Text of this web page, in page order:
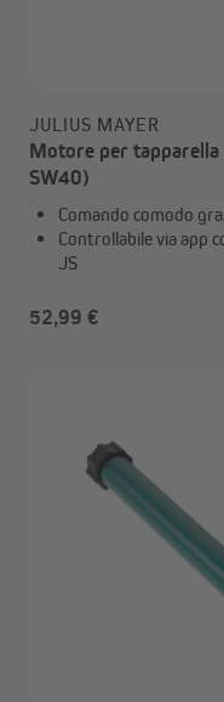
JULIUS MAYER
Motore per
SW40)
Comando comodo
Controllabile via app
JS
52,99 €